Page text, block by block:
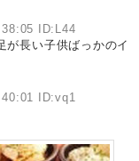
ID:L44
が長い子供ばっかのイ
ID:vq1